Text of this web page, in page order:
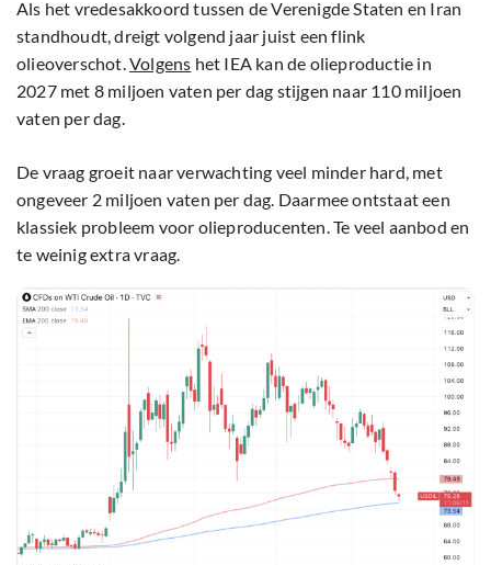
Als het vredesakkoord tussen de Verenigde Staten en Iran
standhoudt, dreigt volgend jaar juist een flink
olieoverschot.Volgens het IEA kan de olieproductie in
2027 met 8 miljoen vaten per dag stijgen naar 110 miljoen
vaten per dag.
De vraag groeit naar verwachting veel minder hard, met
ongeveer 2 miljoen vaten per dag. Daarmee ontstaat een
klassiek probleem voor olieproducenten. Te veel aanbod en
te weinig extra vraag.